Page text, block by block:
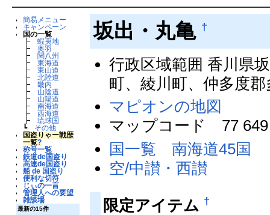
簡易メニュー
キャンペーン
国の一覧
┣蝦夷地
┣奥羽
┣ 関八州
┣東海道
┣東山道
┣北陸道
┣畿内
┣ 山陰道
┣ 山陽道
┣南海道
┣西海道
┣琉球国
┗ その他
国盗りゃー戦歴
一覧?
称号一覧
鉄道de国盗り
高速de国盗り
船 de 国盗り
便利な切符
じぃの一言
管理人への要望
雑談場
最新の15件
坂出・丸亀 †
行政区域範囲 香川県
町、綾川町、仲多度
マピオンの地図
マップコード 77 649
国一覧 南海道45国
空/中讃・西讃
限定アイテム †